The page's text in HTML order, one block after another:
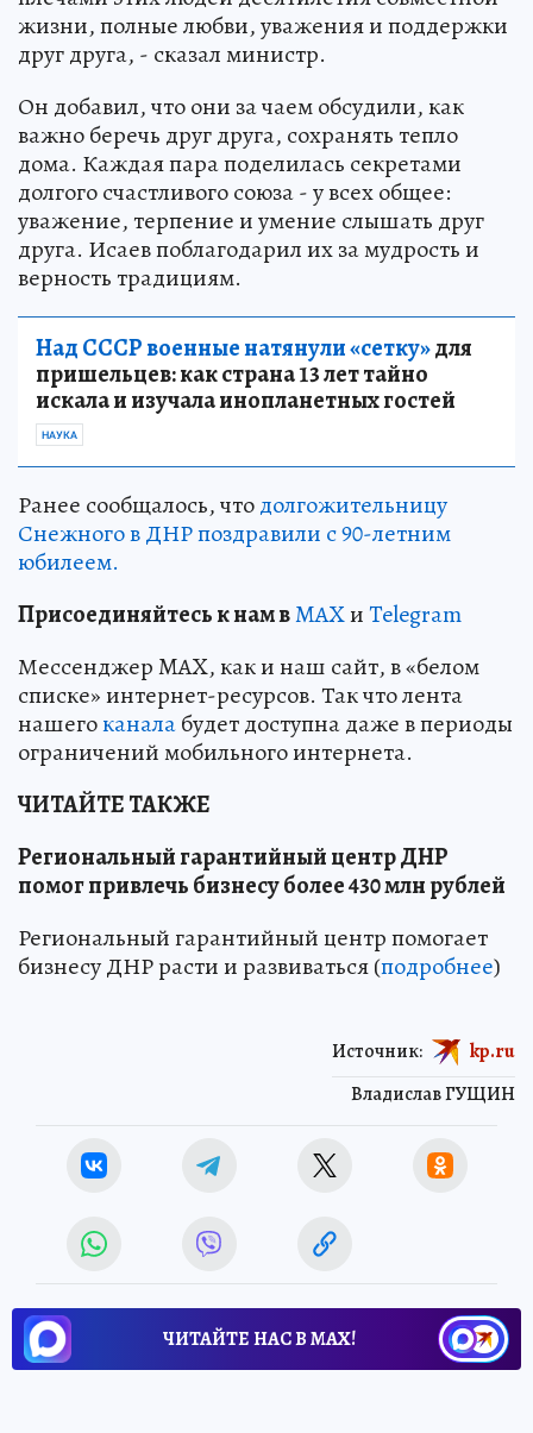
жизни, полные любви, уважения и поддержки
друг друга, - сказал министр.
Он добавил, что они за чаем обсудили, как
важно беречь друг друга, сохранять тепло
дома. Каждая пара поделилась секретами
долгого счастливого союза - у всех общее:
уважение, терпение и умение слышать друг
друга. Исаев поблагодарил их за мудрость и
верность традициям.
Над СССР военные натянули «сетку»для
пришельцев: как страна 13 лет тайно
искала и изучала инопланетных гостей
НАУКА
Ранее сообщалось, чтодолгожительницу
Снежного в ДНР поздравили с 90-летним
юбилеем.
Присоединяйтесь к нам вMAXиTelegram
Мессенджер MAX, как и наш сайт, в «белом
списке» интернет-ресурсов. Так что лента
нашегоканалабудет доступна даже в периоды
ограничений мобильного интернета.
ЧИТАЙТЕ ТАКЖЕ
Региональный гарантийный центр ДНР
помог привлечь бизнесу более 430 млн рублей
Региональный гарантийный центр помогает
бизнесу ДНР расти и развиваться (подробнее)
Владислав ГУЩИН
Источник: kp.ru
ЧИТАЙТЕ НАС В МАХ!